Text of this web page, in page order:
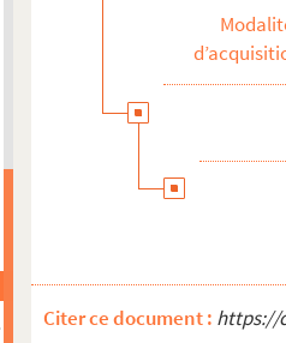
Louise Colet (1835-1844).
Louise Colet (1851-1876). Notes
Pensions et Indemnités. Le procès
Citer ce document : https://